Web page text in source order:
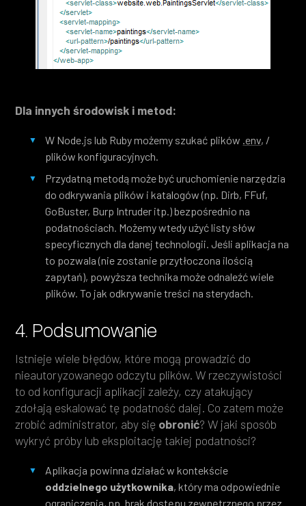
Dla innych środowisk i metod:
W Node.js lub Ruby możemy szukać plików .env, /
plików konfiguracyjnych.
Przydatną metodą może być uruchomienie narzędzia
do odkrywania plików i katalogów (np. Dirb, FFuf,
GoBuster, Burp Intruder itp.) bezpośrednio na
podatnościach. Możemy wtedy użyć listy słów
specyficznych dla danej technologii. Jeśli aplikacja na
to pozwala (nie zostanie przytłoczona ilością
zapytań), powyższa technika może odnaleźć wiele
plików. To jak odkrywanie treści na sterydach.
4. Podsumowanie
Istnieje wiele błędów, które mogą prowadzić do
nieautoryzowanego odczytu plików. W rzeczywistości
to od konfiguracji aplikacji zależy, czy atakujący
zdołają eskalować tę podatność dalej. Co zatem może
zrobić administrator, aby się obronić? W jaki sposób
wykryć próby lub eksploitację takiej podatności?
Aplikacja powinna działać w kontekście
oddzielnego użytkownika, który ma odpowiednie
ograniczenia, np. brak dostępu zewnętrznego przez